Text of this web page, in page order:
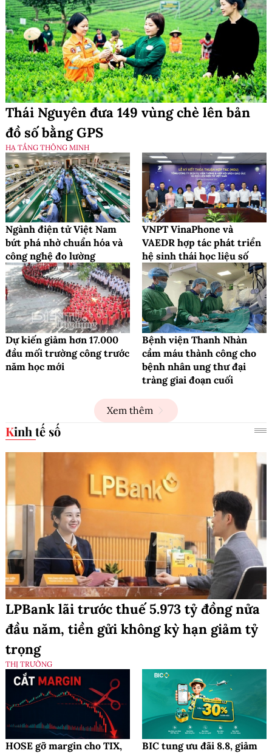
Thái Nguyên đưa 149 vùng chè lên bản
đồ số bằng GPS
HẠ TẦNG THÔNG MINH
Ngành điện tử Việt Nam
bứt phá nhờ chuẩn hóa và
công nghệ đo lường
VNPT VinaPhone và
VAEDR hợp tác phát triển
hệ sinh thái học liệu số
Dự kiến giảm hơn 17.000
đầu mối trường công trước
năm học mới
Bệnh viện Thanh Nhàn
cầm máu thành công cho
bệnh nhân ung thư đại
tràng giai đoạn cuối
Xem thêm
Kinh tế số
LPBank lãi trước thuế 5.973 tỷ đồng nửa
đầu năm, tiền gửi không kỳ hạn giảm tỷ
trọng
THỊ TRƯỜNG
HOSE gỡ margin cho TIX,
BIC tung ưu đãi 8.8, giảm